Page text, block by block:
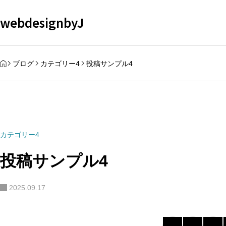
webdesignbyJ
HOME
ブログ カテゴリー4 投稿サンプル4
カテゴリー4
投稿サンプル4
2025.09.17